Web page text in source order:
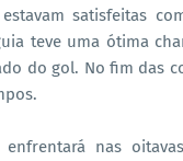
satisfeitas
teve uma ótima
do gol. No fim das
enfrentará nas